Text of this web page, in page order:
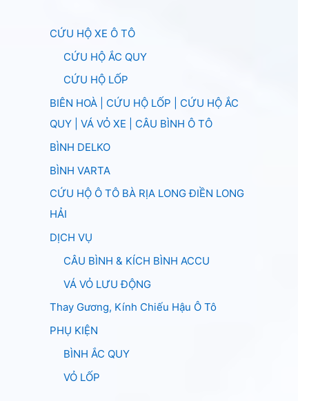
CỨU HỘ XE Ô TÔ
CỨU HỘ ẮC QUY
CỨU HỘ LỐP
BIÊN HOÀ | CỨU HỘ LỐP | CỨU HỘ ẮC
QUY | VÁ VỎ XE | CÂU BÌNH Ô TÔ
BÌNH DELKO
BÌNH VARTA
CỨU HỘ Ô TÔ BÀ RỊA LONG ĐIỀN LONG
HẢI
DỊCH VỤ
CÂU BÌNH & KÍCH BÌNH ACCU
VÁ VỎ LƯU ĐỘNG
Thay Gương, Kính Chiếu Hậu Ô Tô
PHỤ KIỆN
BÌNH ẮC QUY
VỎ LỐP